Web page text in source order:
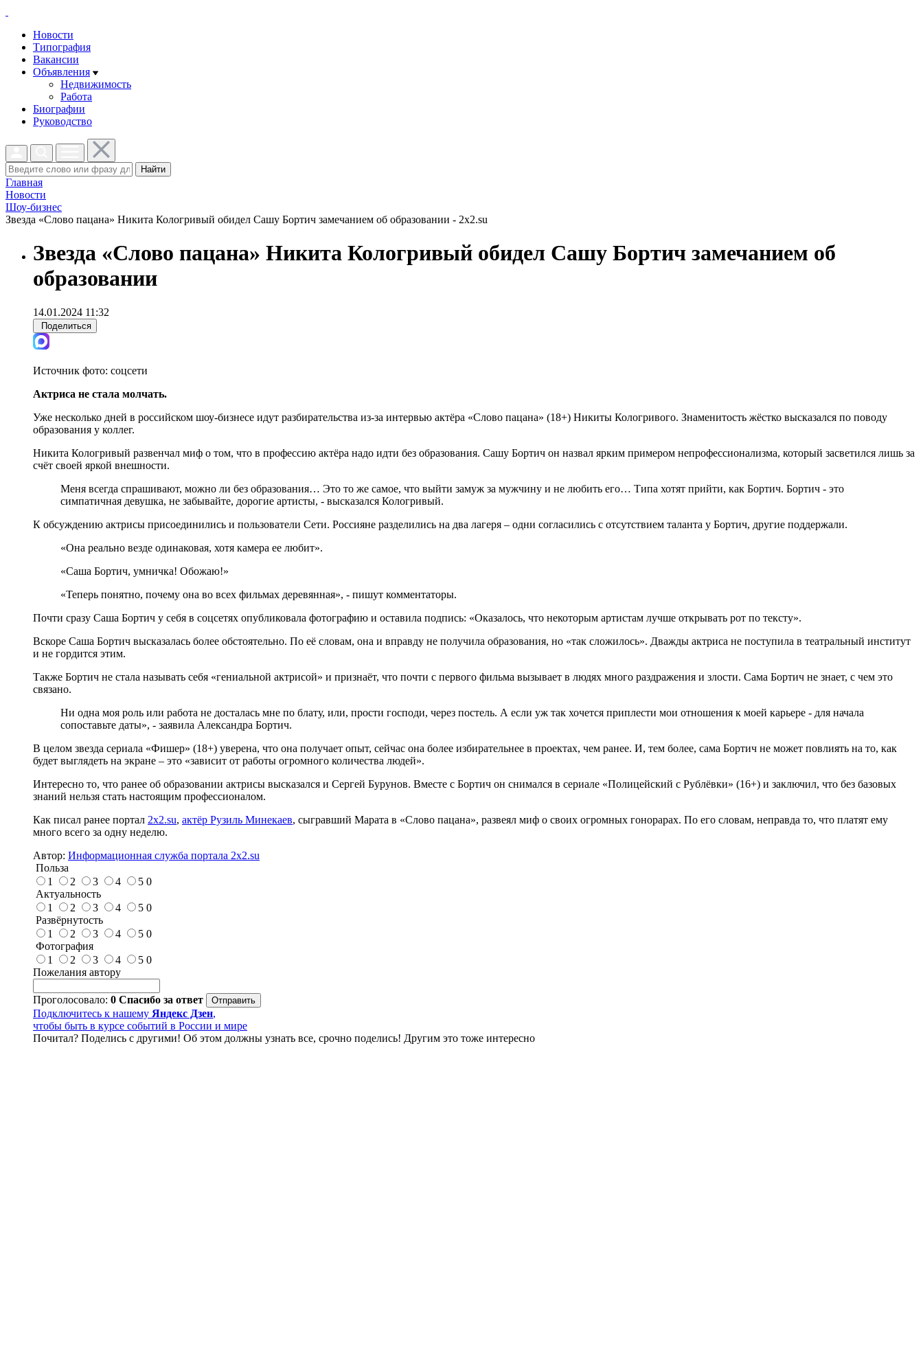
Новости
Типография
Вакансии
Объявления
Недвижимость
Работа
Биографии
Руководство
Найти
Главная
Новости
Шоу-бизнес
Звезда «Слово пацана» Никита Кологривый обидел Сашу Бортич замечанием об образовании - 2x2.su
Звезда «Слово пацана» Никита Кологривый обидел Сашу Бортич замечанием об
образовании
14.01.2024 11:32
Поделиться
Источник фото: соцсети
Актриса не стала молчать.
Уже несколько дней в российском шоу-бизнесе идут разбирательства из-за интервью актёра «Слово пацана» (18+) Никиты Кологривого. Знаменитость жёстко высказался по поводу
образования у коллег.
Никита Кологривый развенчал миф о том, что в профессию актёра надо идти без образования. Сашу Бортич он назвал ярким примером непрофессионализма, который засветился лишь за
счёт своей яркой внешности.
Меня всегда спрашивают, можно ли без образования… Это то же самое, что выйти замуж за мужчину и не любить его… Типа хотят прийти, как Бортич. Бортич - это
симпатичная девушка, не забывайте, дорогие артисты, - высказался Кологривый.
К обсуждению актрисы присоединились и пользователи Сети. Россияне разделились на два лагеря – одни согласились с отсутствием таланта у Бортич, другие поддержали.
«Она реально везде одинаковая, хотя камера ее любит».
«Саша Бортич, умничка! Обожаю!»
«Теперь понятно, почему она во всех фильмах деревянная», - пишут комментаторы.
Почти сразу Саша Бортич у себя в соцсетях опубликовала фотографию и оставила подпись: «Оказалось, что некоторым артистам лучше открывать рот по тексту».
Вскоре Саша Бортич высказалась более обстоятельно. По её словам, она и вправду не получила образования, но «так сложилось». Дважды актриса не поступила в театральный институт
и не гордится этим.
Также Бортич не стала называть себя «гениальной актрисой» и признаёт, что почти с первого фильма вызывает в людях много раздражения и злости. Сама Бортич не знает, с чем это
связано.
Ни одна моя роль или работа не досталась мне по блату, или, прости господи, через постель. А если уж так хочется приплести мои отношения к моей карьере - для начала
сопоставьте даты», - заявила Александра Бортич.
В целом звезда сериала «Фишер» (18+) уверена, что она получает опыт, сейчас она более избирательнее в проектах, чем ранее. И, тем более, сама Бортич не может повлиять на то, как
будет выглядеть на экране – это «зависит от работы огромного количества людей».
Интересно то, что ранее об образовании актрисы высказался и Сергей Бурунов. Вместе с Бортич он снимался в сериале «Полицейский с Рублёвки» (16+) и заключил, что без базовых
знаний нельзя стать настоящим профессионалом.
Как писал ранее портал 2x2.su, актёр Рузиль Минекаев, сыгравший Марата в «Слово пацана», развеял миф о своих огромных гонорарах. По его словам, неправда то, что платят ему
много всего за одну неделю.
Автор: Информационная служба портала 2x2.su
Польза
1
2 3 4 5 0
Актуальность
1
2 3 4 5 0
Развёрнутость
1
2 3 4 5 0
Фотография
1
2 3 4 5 0
Пожелания автору
Проголосовало: 0 Спасибо за ответ
Подключитесь к нашему Яндекс Дзен,
чтобы быть в курсе событий в России и мире
Почитал? Поделись с другими! Об этом должны узнать все, срочно поделись! Другим это тоже интересно